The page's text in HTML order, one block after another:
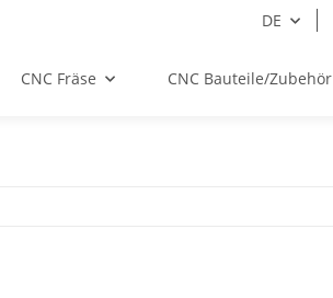
DE
CNC Fräse CNC Bauteile/Zubehör